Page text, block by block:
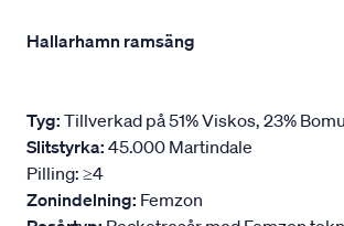
Hallarhamn ramsäng
Tyg: Tillverkad på 51% Viskos, 23%
Slitstyrka: 45.000 Martindale
Pilling: ≥4
Zonindelning: Femzon